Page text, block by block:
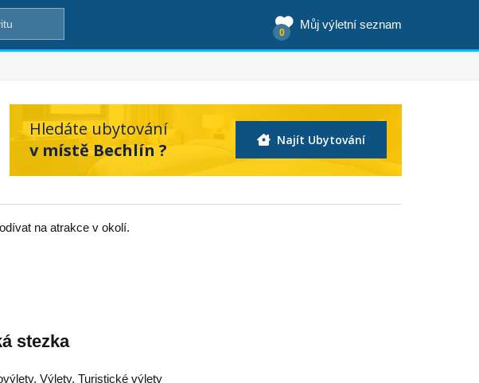
Můj výletní seznam
0
Hledáte ubytování
v místě Bechlín ?
Najít Ubytování
na atrakce v okolí.
stezka
Výlety, Turistické výlety